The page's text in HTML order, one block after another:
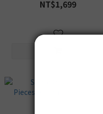
NT$1,699